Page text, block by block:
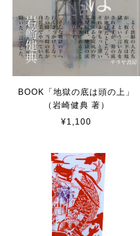
BOOK「地獄の底は頭の上」
（岩崎健典 著）
¥1,100